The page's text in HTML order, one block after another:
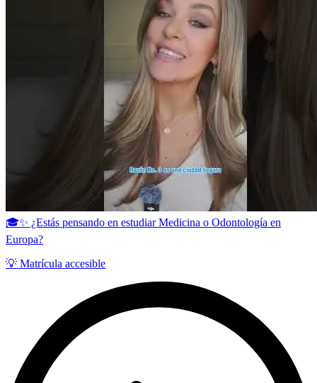
🎓✨ ¿Estás pensando en estudiar Medicina o Odontología en
Europa?
💡 Matrícula accesible